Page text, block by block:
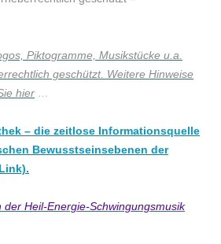
Piktogramme, Musikstücke u.a.
geschützt. Weitere Hinweise
hier …
– die zeitlose Informationsquelle
Bewusstseinsebenen der
Heil-Energie-Schwingungsmusik